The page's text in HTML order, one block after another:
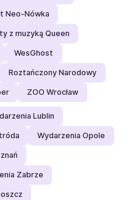
Neo-Nówka
z muzyką Queen
WesGhost
Roztańczony Narodowy
ZOO Wrocław
Lublin
Wydarzenia Opole
Zabrze